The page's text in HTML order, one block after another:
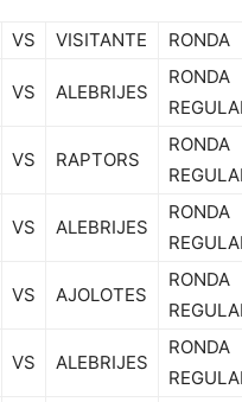
VS VISITANTE RONDA
VS ALEBRIJES
RONDA
VS RAPTORS
RONDA
VS ALEBRIJES
RONDA
VS AJOLOTES
RONDA
VS ALEBRIJES
RONDA